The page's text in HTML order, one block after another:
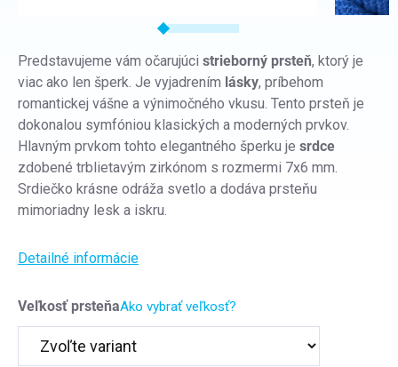
Veľkosť prsteňaAko vybrať veľkosť?
Predstavujeme vám očarujúci strieborný prsteň, ktorý je
viac ako len šperk. Je vyjadrením lásky, príbehom
romantickej vášne a výnimočného vkusu. Tento prsteň je
dokonalou symfóniou klasických a moderných prvkov.
Hlavným prvkom tohto elegantného šperku je srdce
zdobené trblietavým zirkónom s rozmermi 7x6 mm.
Srdiečko krásne odráža svetlo a dodáva prsteňu
mimoriadny lesk a iskru.
Detailné informácie